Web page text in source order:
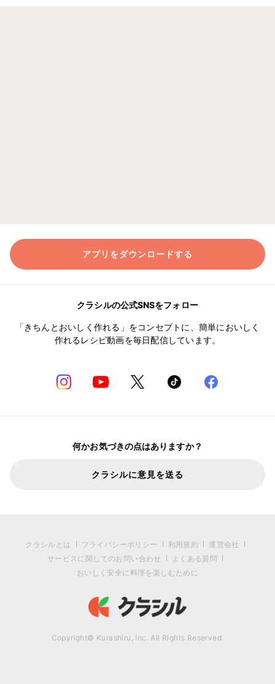
アプリをダウンロードする
クラシルの公式SNSをフォロー
「きちんとおいしく作れる」をコンセプトに、簡単においしく
作れるレシピ動画を毎日配信しています。
何かお気づきの点はありますか？
クラシルに意見を送る
クラシルとは プライバシーポリシー 利用規約
運営会社
サービスに関してのお問い合わせ
よくある質問
おいしく安全に料理を楽しむために
Copyright© Kurashiru, Inc. All Rights Reserved.